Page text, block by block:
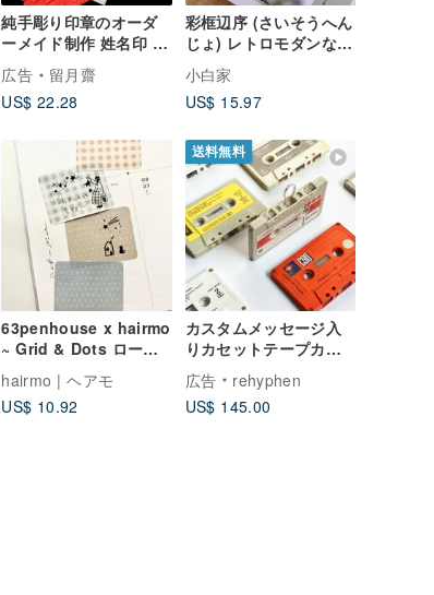
純手彫り印章のオーダ
ーメイド制作 姓名印 書
画落款印 花押
広告
留月齋
US$ 22.28
彩框辺序 (さいそうへん
じょ) レトロモダンな英
字雑誌風 手帳デコレー
ション マスキングテー
プ
小白家
US$ 15.97
63penhouse x hairmo
~ Grid & Dots ロール
hairmo | ヘアモ
US$ 10.92
送料無料
カスタムメッセージ入
りカセットテープカー
ド 10枚セット | 恋人へ
のロマンチックなギフ
ト クリスマスカードに
広告
rehyphen
US$ 145.00